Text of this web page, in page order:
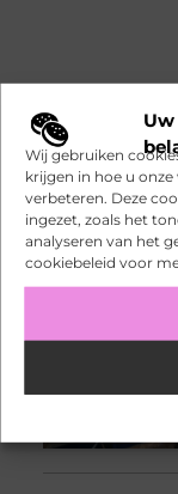
Wij gebruiken
krijgen in hoe u
verbeteren. Deze
ingezet, zoals het
analyseren van het
cookiebeleid voor